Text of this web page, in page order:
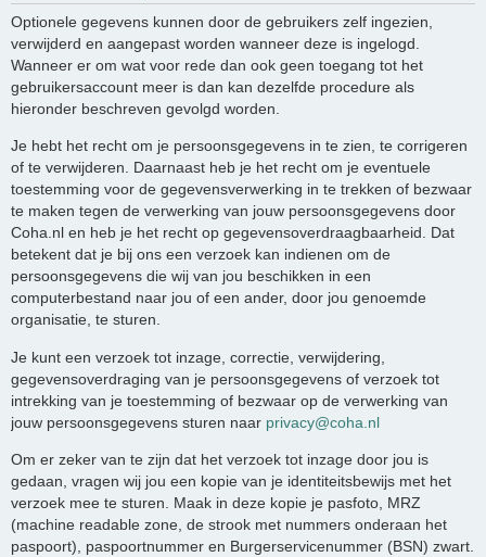
Optionele gegevens kunnen door de gebruikers zelf ingezien,
verwijderd en aangepast worden wanneer deze is ingelogd.
Wanneer er om wat voor rede dan ook geen toegang tot het
gebruikersaccount meer is dan kan dezelfde procedure als
hieronder beschreven gevolgd worden.
Je hebt het recht om je persoonsgegevens in te zien, te corrigeren
of te verwijderen. Daarnaast heb je het recht om je eventuele
toestemming voor de gegevensverwerking in te trekken of bezwaar
te maken tegen de verwerking van jouw persoonsgegevens door
Coha.nl en heb je het recht op gegevensoverdraagbaarheid. Dat
betekent dat je bij ons een verzoek kan indienen om de
persoonsgegevens die wij van jou beschikken in een
computerbestand naar jou of een ander, door jou genoemde
organisatie, te sturen.
Je kunt een verzoek tot inzage, correctie, verwijdering,
gegevensoverdraging van je persoonsgegevens of verzoek tot
intrekking van je toestemming of bezwaar op de verwerking van
jouw persoonsgegevens sturen naar privacy@coha.nl
Om er zeker van te zijn dat het verzoek tot inzage door jou is
gedaan, vragen wij jou een kopie van je identiteitsbewijs met het
verzoek mee te sturen. Maak in deze kopie je pasfoto, MRZ
(machine readable zone, de strook met nummers onderaan het
paspoort), paspoortnummer en Burgerservicenummer (BSN) zwart.